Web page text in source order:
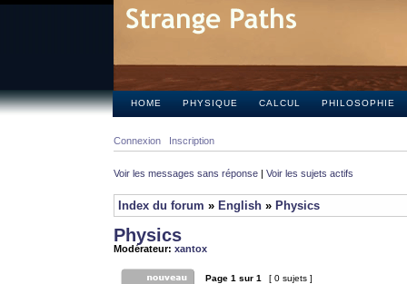
HOME PHYSIQUE CALCUL PHILOSOPHIE
Connexion Inscription
Voir les messages sans réponse | Voir les sujets actifs
Index du forum » English » Physics
Physics
Modérateur: xantox
Page 1 sur 1 [ 0 sujets ]